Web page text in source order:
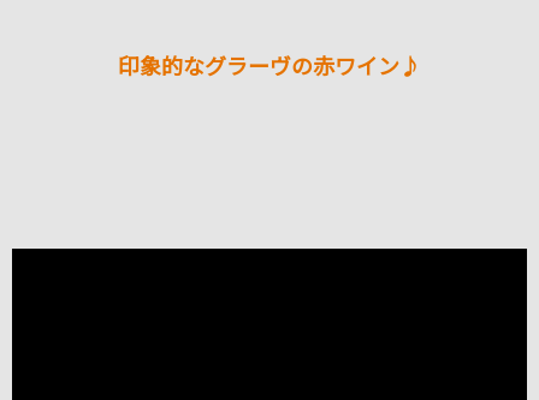
印象的なグラーヴの赤ワイン♪